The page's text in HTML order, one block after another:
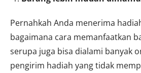
Pernahkah Anda menerima
bagaimana cara memanfaatkan
serupa juga bisa dialami banyak
pengirim hadiah yang tidak